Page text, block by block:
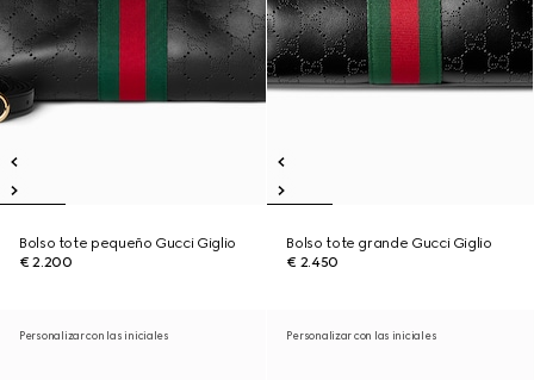
Bolso tote pequeño Gucci Giglio
€ 2.200
Bolso tote grande Gucci Giglio
€ 2.450
Personalizar con las iniciales Personalizar con las iniciales